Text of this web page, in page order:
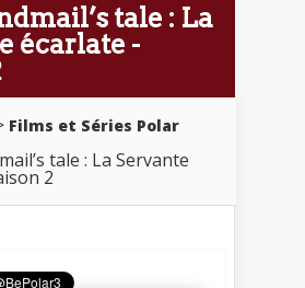
tale : La
écarlate -
Films et Séries Polar
tale : La Servante
2